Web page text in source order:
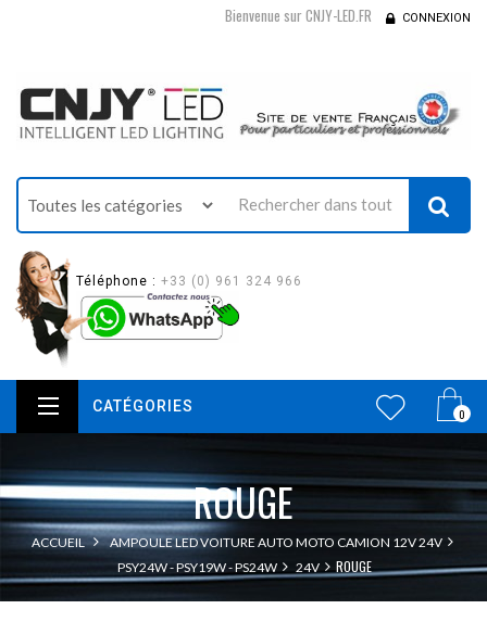
Bienvenue sur CNJY-LED.FR CONNEXION
Téléphone : +33 (0) 961 324 966
0
CATÉGORIES
ROUGE
ACCUEIL
AMPOULE LED VOITURE AUTO MOTO CAMION 12V 24V
PSY24W - PSY19W - PS24W
24V ROUGE